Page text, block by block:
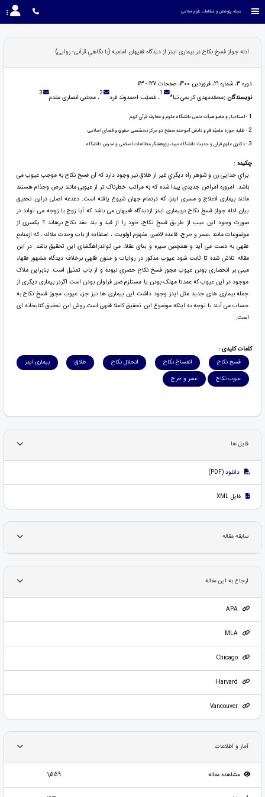
مجله پژوهش و مطالعات علوم اسلامی
ادله جواز فسخ نکاح در بیماری ایدز از دیدگاه فقیهان امامیه (با نگاهي قرآنی- روايی)
دوره 3، شماره 21، فروردین 1400، صفحات 127 - 113
نویسندگان :محمّدمهدی کریمی نیا* 1، مُصیّب احمدوند فرد 2، مجتبی انصاری مقدم 3
1 - استادیار و عضو هیأت علمی دانشگاه علوم و معارف قرآن کریم
2- طلبه حوزه علمیّه قم و دانش آموخته سطح دو مرکز تخصّصی حقوق و قضای اسلامی
3- دکتری علوم قرآن و حدیث دانشگاه میبد، پژوهشگر مطالعات اسلامی و مدرس دانشگاه
چکیده :
براي جدایی زن و شوهر راه ديگري غیر از طلاق نيز وجود دارد كه آن فسخ نكاح به موجب عیوب می
باشد. امروزه امراض جدیدی پیدا شده که به مراتب خطرناک تر از عیوبی مانند برص وجذام هستند
مانند بیماری لاعلاج و مسری ایدز، که درتمام جهان شیوع یافته است. دغدغه اصلی دراین تحقیق
بیان ادله جواز فسخ نکاح دربیماری ایدز ازدیدگاه فقیهان می باشد كه آیا زوج يا زوجه می تواند در
صورت وجود این عيب از طريق فسخ نكاح، خود را از قيد و بند عقد نكاح برهاند ؟ یکسری از
موضوعات مانند ،عسر و حرج، قاعده لاضرر، مفهوم اولويت ، استفاده از باب وحدت ملاك ، که ازمنابع
فقهی به دست می آید و همچنین سیره و بنای عقلا، می تواندراهگشای این تحقیق باشد. در این
مقاله تلاش شده تا ثابت شود عیوب مذکور در روایات و متون فقهی برخلاف دیدگاه مشهور فقهاء
مبنی بر انحصاری بودن عیوب مجوز فسخ نکاح حصری نبوده و از باب تمثیل است. بنابراین ملاک
موجود در این عیوب که عمدتا مهلک بودن یا مستلزم ضرر فراوان بودن است اگردر بیماری دیگری از
جمله بیماری های جدید مثل ایدز وجود داشت این بیماری ها نیز جزء عیوب مجوز فسخ نکاح به
حساب می آیند با توجه به اینکه موضوع این تحقیق کاملا فقهی است روش این تحقیق کتابخانه ای
است.
کلمات کلیدی :
فسخ نکاح
انفساخ نکاح انحلال نکاح طلاق
بیماری ایدز
عیوب نکاح
عسر و حرج
فایل ها
دانلود (PDF)
فایل XML
سابقه مقاله
ارجاع به این مقاله
APA
MLA
Chicago
Vancouver
آمار و اطلاعات
مشاهده مقاله 1,559